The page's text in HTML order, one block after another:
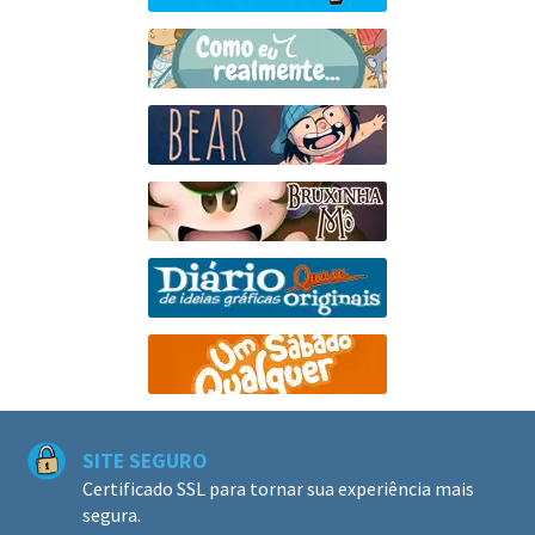
SITE SEGURO
Certificado SSL para tornar sua experiência mais
segura.